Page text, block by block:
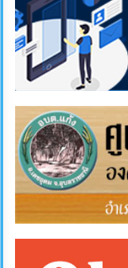
เสริม
ความ
โปร่งใส
การ
จัด
ซื้อ
จัด
จ้าง
การ